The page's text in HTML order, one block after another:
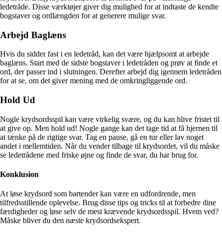
ledetråde. Disse værktøjer giver dig mulighed for at indtaste de kendte
bogstaver og ordlængden for at generere mulige svar.
Arbejd Baglæns
Hvis du sidder fast i en ledetråd, kan det være hjælpsomt at arbejde
baglæns. Start med de sidste bogstaver i ledetråden og prøv at finde et
ord, der passer ind i slutningen. Derefter arbejd dig igennem ledetråden
for at se, om det giver mening med de omkringliggende ord.
Hold Ud
Nogle krydsordsspil kan være virkelig svære, og du kan blive fristet til
at give op. Men hold ud! Nogle gange kan det tage tid at få hjernen til
at tænke på de rigtige svar. Tag en pause, gå en tur eller lav noget
andet i mellemtiden. Når du vender tilbage til krydsordet, vil du måske
se ledetrådene med friske øjne og finde de svar, du har brug for.
Konklusion
At løse krydsord som bartender kan være en udfordrende, men
tilfredsstillende oplevelse. Brug disse tips og tricks til at forbedre dine
færdigheder og løse selv de mest krævende krydsordsspil. Hvem ved?
Måske bliver du den næste krydsordsekspert.